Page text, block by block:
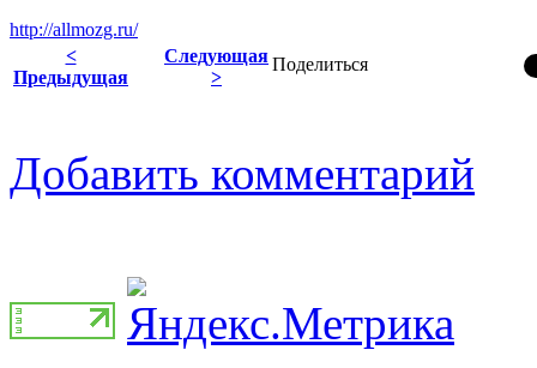
http://allmozg.ru/
Поделиться
<
Предыдущая
Следующая
>
Добавить комментарий